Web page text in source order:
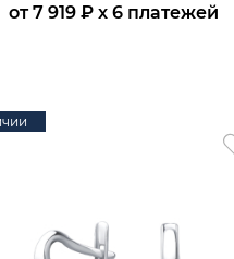
от7 919 ₽ x 6 платежей